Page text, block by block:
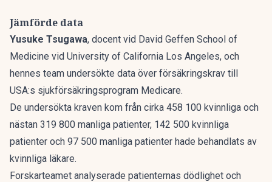
Jämförde data
Yusuke Tsugawa, docent vid David Geffen School of
Medicine vid University of California Los Angeles, och
hennes team undersökte data över försäkringskrav till
USA:s sjukförsäkringsprogram Medicare.
De undersökta kraven kom från cirka 458 100 kvinnliga och
nästan 319 800 manliga patienter, 142 500 kvinnliga
patienter och 97 500 manliga patienter hade behandlats av
kvinnliga läkare.
Forskarteamet analyserade patienternas dödlighet och